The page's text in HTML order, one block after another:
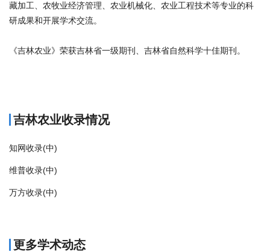
藏加工、农牧业经济管理、农业机械化、农业工程技术等专业的科
研成果和开展学术交流。
《吉林农业》荣获吉林省一级期刊、吉林省自然科学十佳期刊。
吉林农业收录情况
知网收录(中)
维普收录(中)
万方收录(中)
更多学术动态